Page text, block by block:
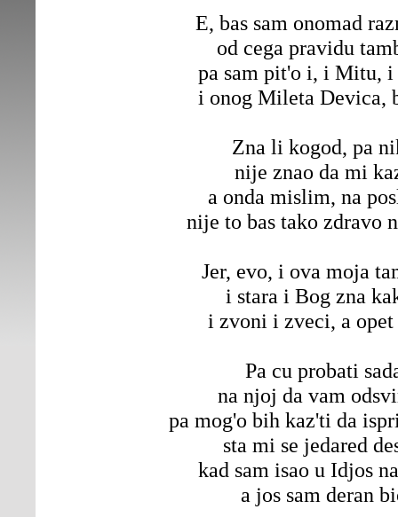
E, bas sam onomad
od cega pravidu
pa sam pit'o i, i Mitu, i
i onog Mileta Devica,
Zna li kogod, pa
nije znao da mi
a onda mislim, na
nije to bas tako zdravo
Jer, evo, i ova moja
i stara i Bog zna
i zvoni i zveci, a opet
Pa cu probati
na njoj da vam
pa mog'o bih kaz'ti da
sta mi se jedared
kad sam isao u Idjos
a jos sam deran